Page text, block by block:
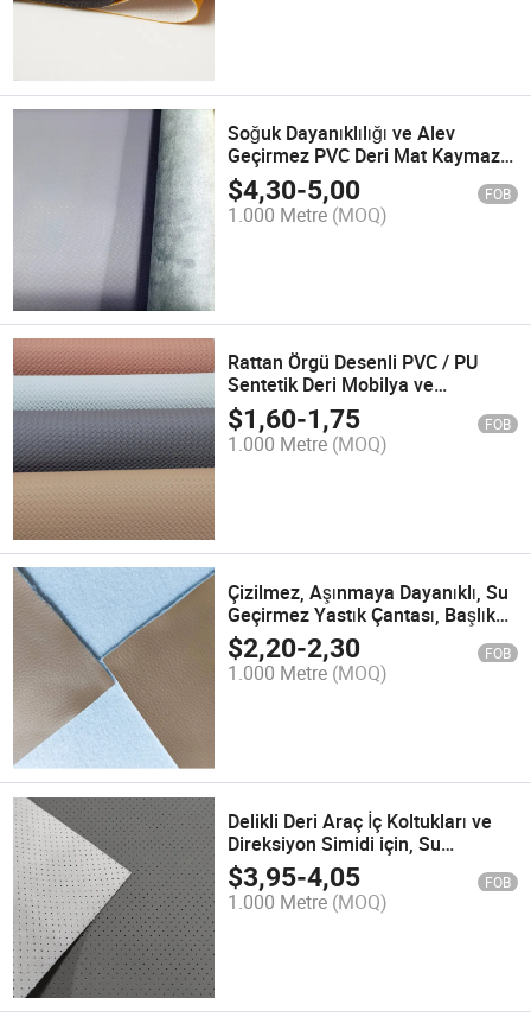
Soğuk Dayanıklılığı ve Alev
Geçirmez PVC Deri Mat Kaymaz
İç ve Dış Mekan için
$4,30-5,00 FOB
1.000 Metre (MOQ)
Rattan Örgü Desenli PVC / PU
Sentetik Deri Mobilya ve
Sandalyeler için
$1,60-1,75 FOB
1.000 Metre (MOQ)
Çizilmez, Aşınmaya Dayanıklı, Su
Geçirmez Yastık Çantası, Başlık
Yumuşak Çantası, PVC/PU Deri
$2,20-2,30 FOB
1.000 Metre (MOQ)
Delikli Deri Araç İç Koltukları ve
Direksiyon Simidi için, Su
Geçirmez PVC/PU Deri
$3,95-4,05 FOB
1.000 Metre (MOQ)